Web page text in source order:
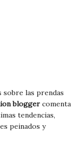
sobre las prendas
blogger comenta
tendencias,
peinados y